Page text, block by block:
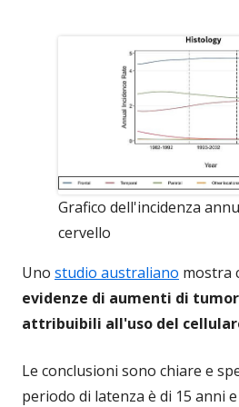
Grafico dell'incidenza
cervello
Uno studio australiano mostra
evidenze di aumenti di
attribuibili all'uso del
Le conclusioni sono chiare e
periodo di latenza è di 15 anni